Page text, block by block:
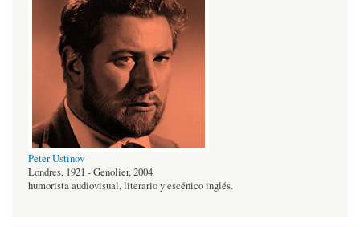
Peter Ustinov
Londres, 1921 - Genolier, 2004
humorista audiovisual, literario y escénico inglés.